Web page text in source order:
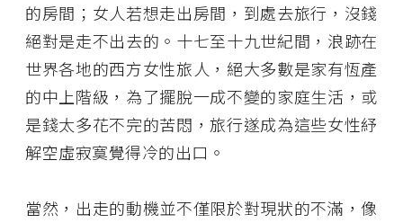
的房間；女人若想走出房間，到處去旅行，沒錢
絕對是走不出去的。十七至十九世紀間，浪跡在
世界各地的西方女性旅人，絕大多數是家有恆產
的中上階級，為了擺脫一成不變的家庭生活，或
是錢太多花不完的苦悶，旅行遂成為這些女性紓
解空虛寂寞覺得冷的出口。
當然，出走的動機並不僅限於對現狀的不滿，像